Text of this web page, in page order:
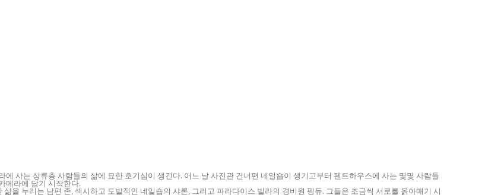
사는 상류층 사람들의 삶에 묘한 호기심이 생긴다. 어느 날 사진관 건너편 네일숍이 생기고부터 펜트하우스에 사는 몇몇 사람들
메라에 담기 시작한다.
을 누리는 남편 존, 섹시하고 도발적인 네일숍의 샤론, 그리고 파라다이스 빌라의 경비원 펭듀. 그들은 조금씩 서로를 옭아매기 시